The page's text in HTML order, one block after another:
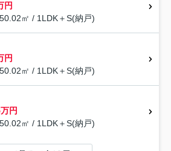
円
㎡ / 1LDK＋S(納戸)
円
㎡ / 1LDK＋S(納戸)
円
㎡ / 1LDK＋S(納戸)